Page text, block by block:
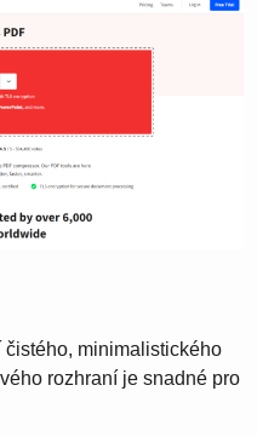
minimalistického
rozhraní je snadné pro